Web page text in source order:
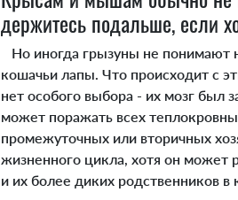
держитесь подальше, если
Но иногда грызуны не понимают
кошачьи лапы. Что происходит с
нет особого выбора - их мозг был
может поражать всех
промежуточных или вторичных
жизненного цикла, хотя он
и их более диких родственников в